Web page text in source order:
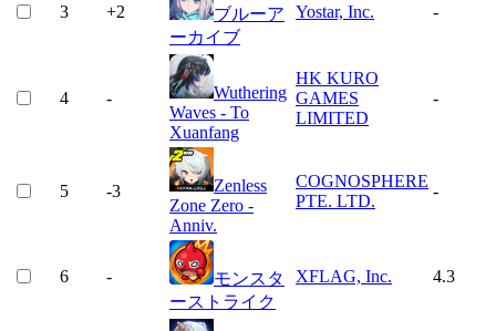
3 +2
ブルーア
ーカイブ
Yostar, Inc. -
4 -
Wuthering
Waves - To
Xuanfang
HK KURO
GAMES
LIMITED
-
5 -3
Zenless
Zone Zero -
Anniv.
COGNOSPHERE
PTE. LTD.
-
6 -
モンスタ
ーストライク
XFLAG, Inc. 4.3